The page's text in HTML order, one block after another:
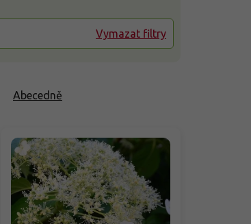
Abecedně
Vymazat filtry